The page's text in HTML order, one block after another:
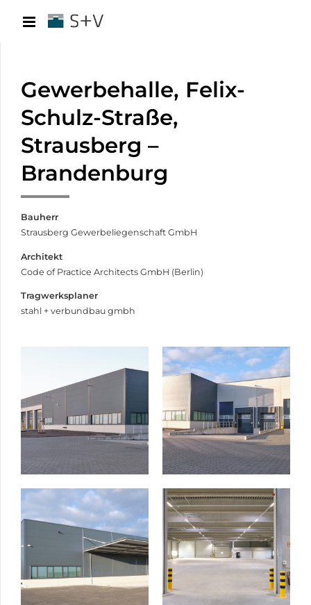
Gewerbehalle, Felix-
Schulz-Straße,
Strausberg –
Brandenburg
Bauherr
Strausberg Gewerbeliegenschaft GmbH
Architekt
Code of Practice Architects GmbH (Berlin)
Tragwerksplaner
stahl + verbundbau gmbh